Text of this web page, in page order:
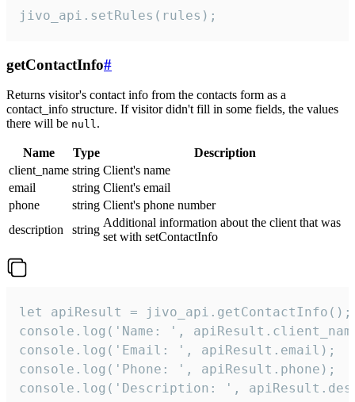
jivo_api.setRules(rules);
getContactInfo#
Returns visitor's contact info from the contacts form as a
contact_info structure. If visitor didn't fill in some fields, the values
there will be null.
Name Type
Description
client_name string Client's name
email
string Client's email
phone
string Client's phone number
description
string
Additional information about the client that was
set with setContactInfo
let apiResult = jivo_api.getContactInfo();
console.log('Name: ',
console.log('Email: ', apiResult.email);
console.log('Phone: ', apiResult.phone);
console.log('Description: ',